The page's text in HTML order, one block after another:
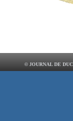
© JOURNAL DE